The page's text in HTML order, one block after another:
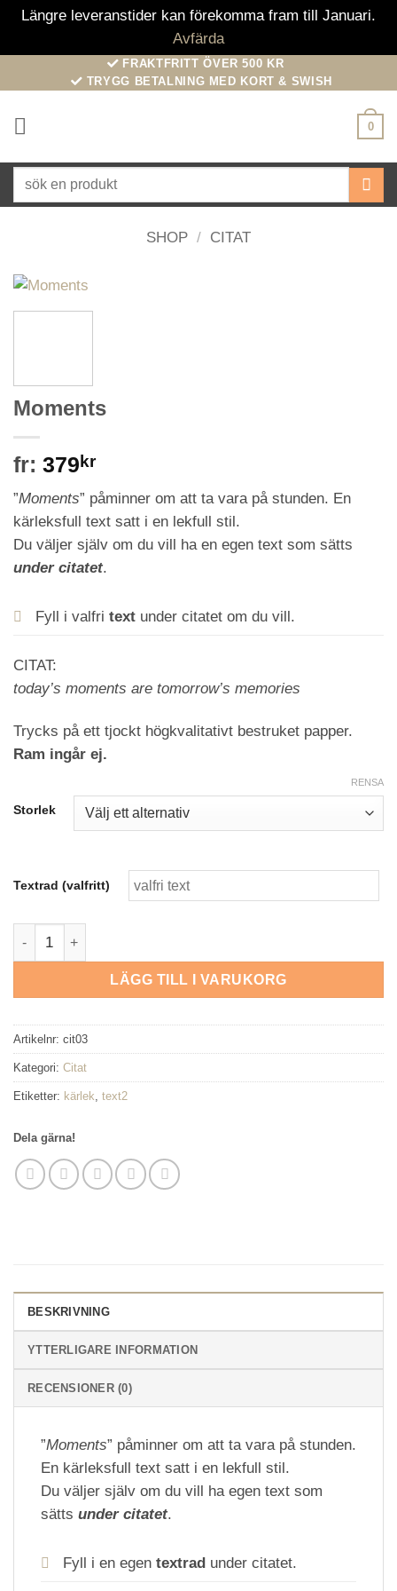
Längre leveranstider kan förekomma fram till Januari.
Avfärda
to
FRAKTFRITT ÖVER 500 KR
TRYGG BETALNING MED KORT & SWISH
0
Sök
SHOP / CITAT
Moments
fr: 379 kr
”Moments” påminner om att ta vara på stunden. En
kärleksfull text satt i en lekfull stil.
Du väljer själv om du vill ha en egen text som sätts
under citatet.
Fyll i valfri text under citatet om du vill.
CITAT:
today’s moments are tomorrow’s memories
Trycks på ett tjockt högkvalitativt bestruket papper.
Ram ingår ej.
Storlek
RENSA
Textrad (valfritt)
Moments mängd
LÄGG TILL I VARUKORG
Artikelnr: cit03
Kategori: Citat
Etiketter: kärlek text2
Dela gärna!
BESKRIVNING
YTTERLIGARE INFORMATION
RECENSIONER (0)
”Moments” påminner om att ta vara på stunden.
En kärleksfull text satt i en lekfull stil.
Du väljer själv om du vill ha egen text som
sätts under citatet.
Fyll i en egen textrad under citatet.